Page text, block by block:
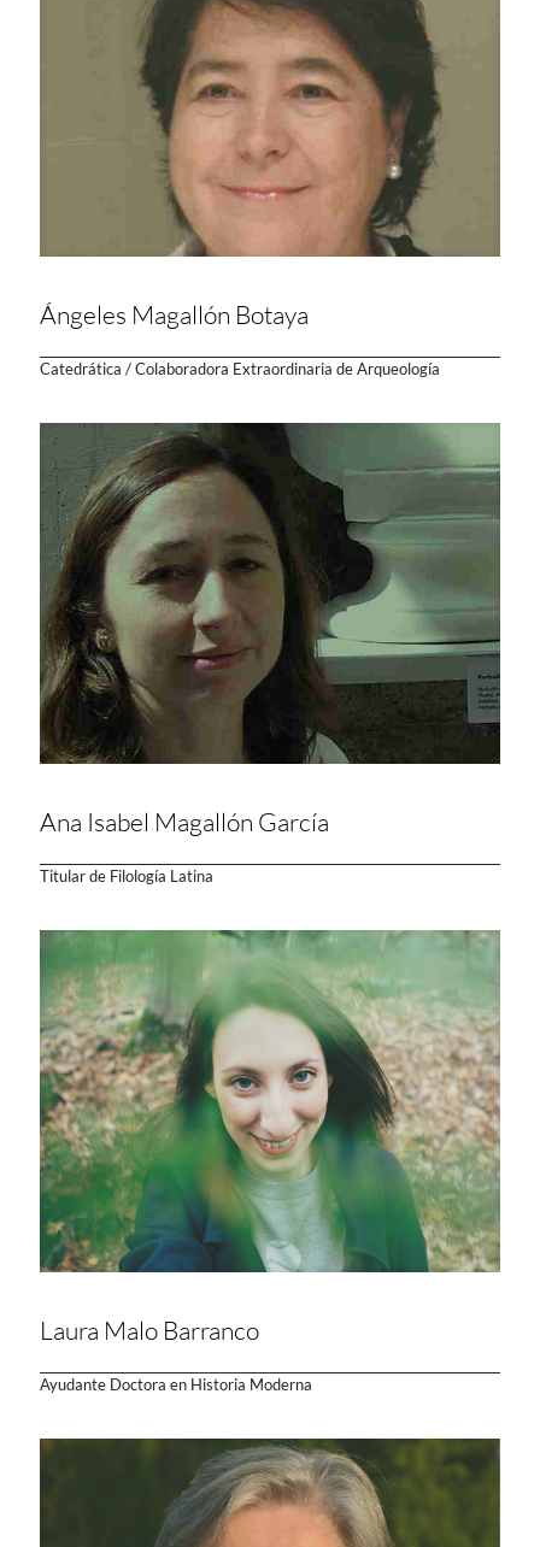
Ángeles Magallón Botaya
Catedrática / Colaboradora Extraordinaria de Arqueología
Ana Isabel Magallón García
Titular de Filología Latina
Laura Malo Barranco
Ayudante Doctora en Historia Moderna